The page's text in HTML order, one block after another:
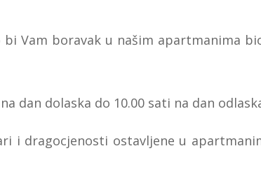
Vam boravak u našim apartmanima
dan dolaska do 10.00 sati na dan
i dragocjenosti ostavljene u